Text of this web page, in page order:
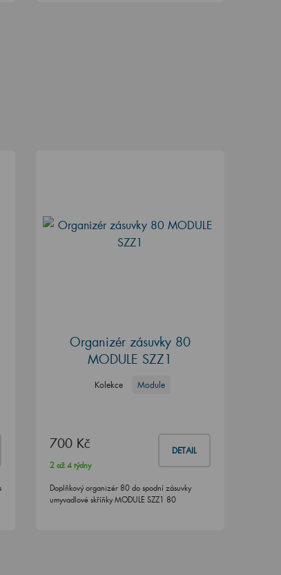
Organizér zásuvky 80
MODULE SZZ1
Kolekce Module
700 Kč DETAIL
2 až 4 týdny
Doplňkový organizér 80 do spodní zásuvky
umyvadlové skříňky MODULE SZZ1 80